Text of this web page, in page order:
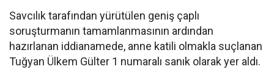
Savcılık tarafından yürütülen geniş çaplı
soruşturmanın tamamlanmasının ardından
hazırlanan iddianamede, anne katili olmakla suçlanan
Tuğyan Ülkem Gülter 1 numaralı sanık olarak yer aldı.